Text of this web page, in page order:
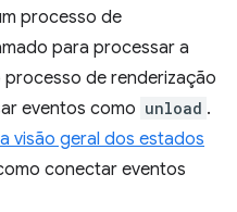
processo de
para processar a
de renderização
eventos como unload .
visão geral dos estados
conectar eventos